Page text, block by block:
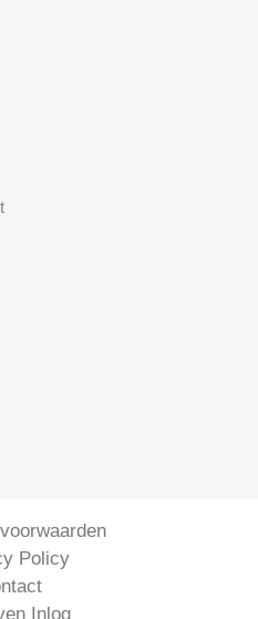
Policy
Inlog